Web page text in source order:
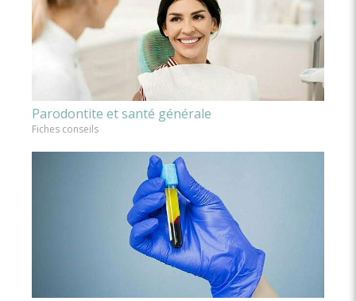
Parodontite et santé générale
Fiches conseils